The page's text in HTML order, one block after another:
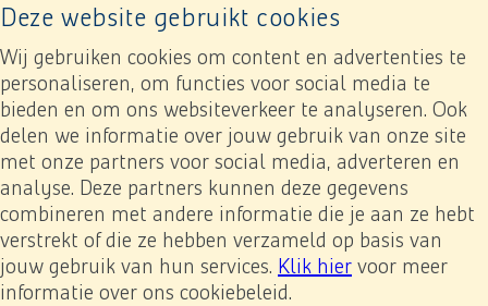
Deze website gebruikt cookies
Wij gebruiken cookies om content en advertenties te
personaliseren, om functies voor social media te
bieden en om ons websiteverkeer te analyseren. Ook
delen we informatie over jouw gebruik van onze site
met onze partners voor social media, adverteren en
analyse. Deze partners kunnen deze gegevens
combineren met andere informatie die je aan ze hebt
verstrekt of die ze hebben verzameld op basis van
jouw gebruik van hun services. Klik hier voor meer
informatie over ons cookiebeleid.
Naar home pagina
Mijn verslag